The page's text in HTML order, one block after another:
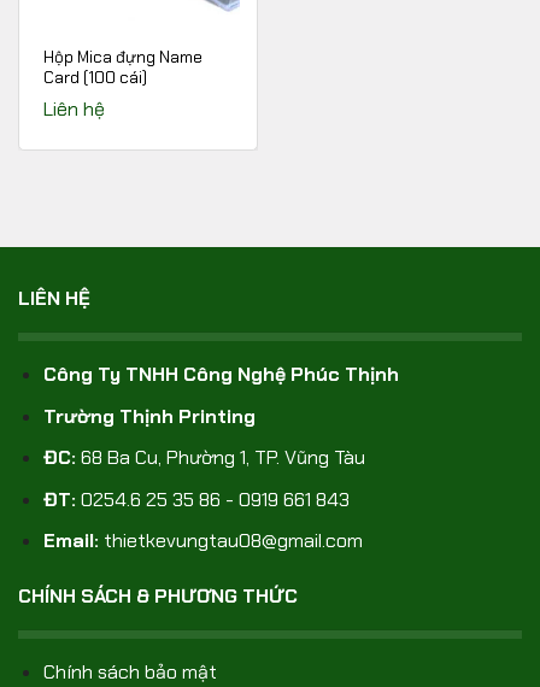
Hộp Mica đựng Name
Card (100 cái)
Liên hệ
LIÊN HỆ
Công Ty TNHH Công Nghệ Phúc Thịnh
Trường Thịnh Printing
ĐC: 68 Ba Cu, Phường 1, TP. Vũng Tàu
ĐT: 0254.6 25 35 86 - 0919 661 843
Email: thietkevungtau08@gmail.com
CHÍNH SÁCH & PHƯƠNG THỨC
Chính sách bảo mật